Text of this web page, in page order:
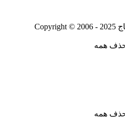
Copyright © 2006 - 2025
همه
همه